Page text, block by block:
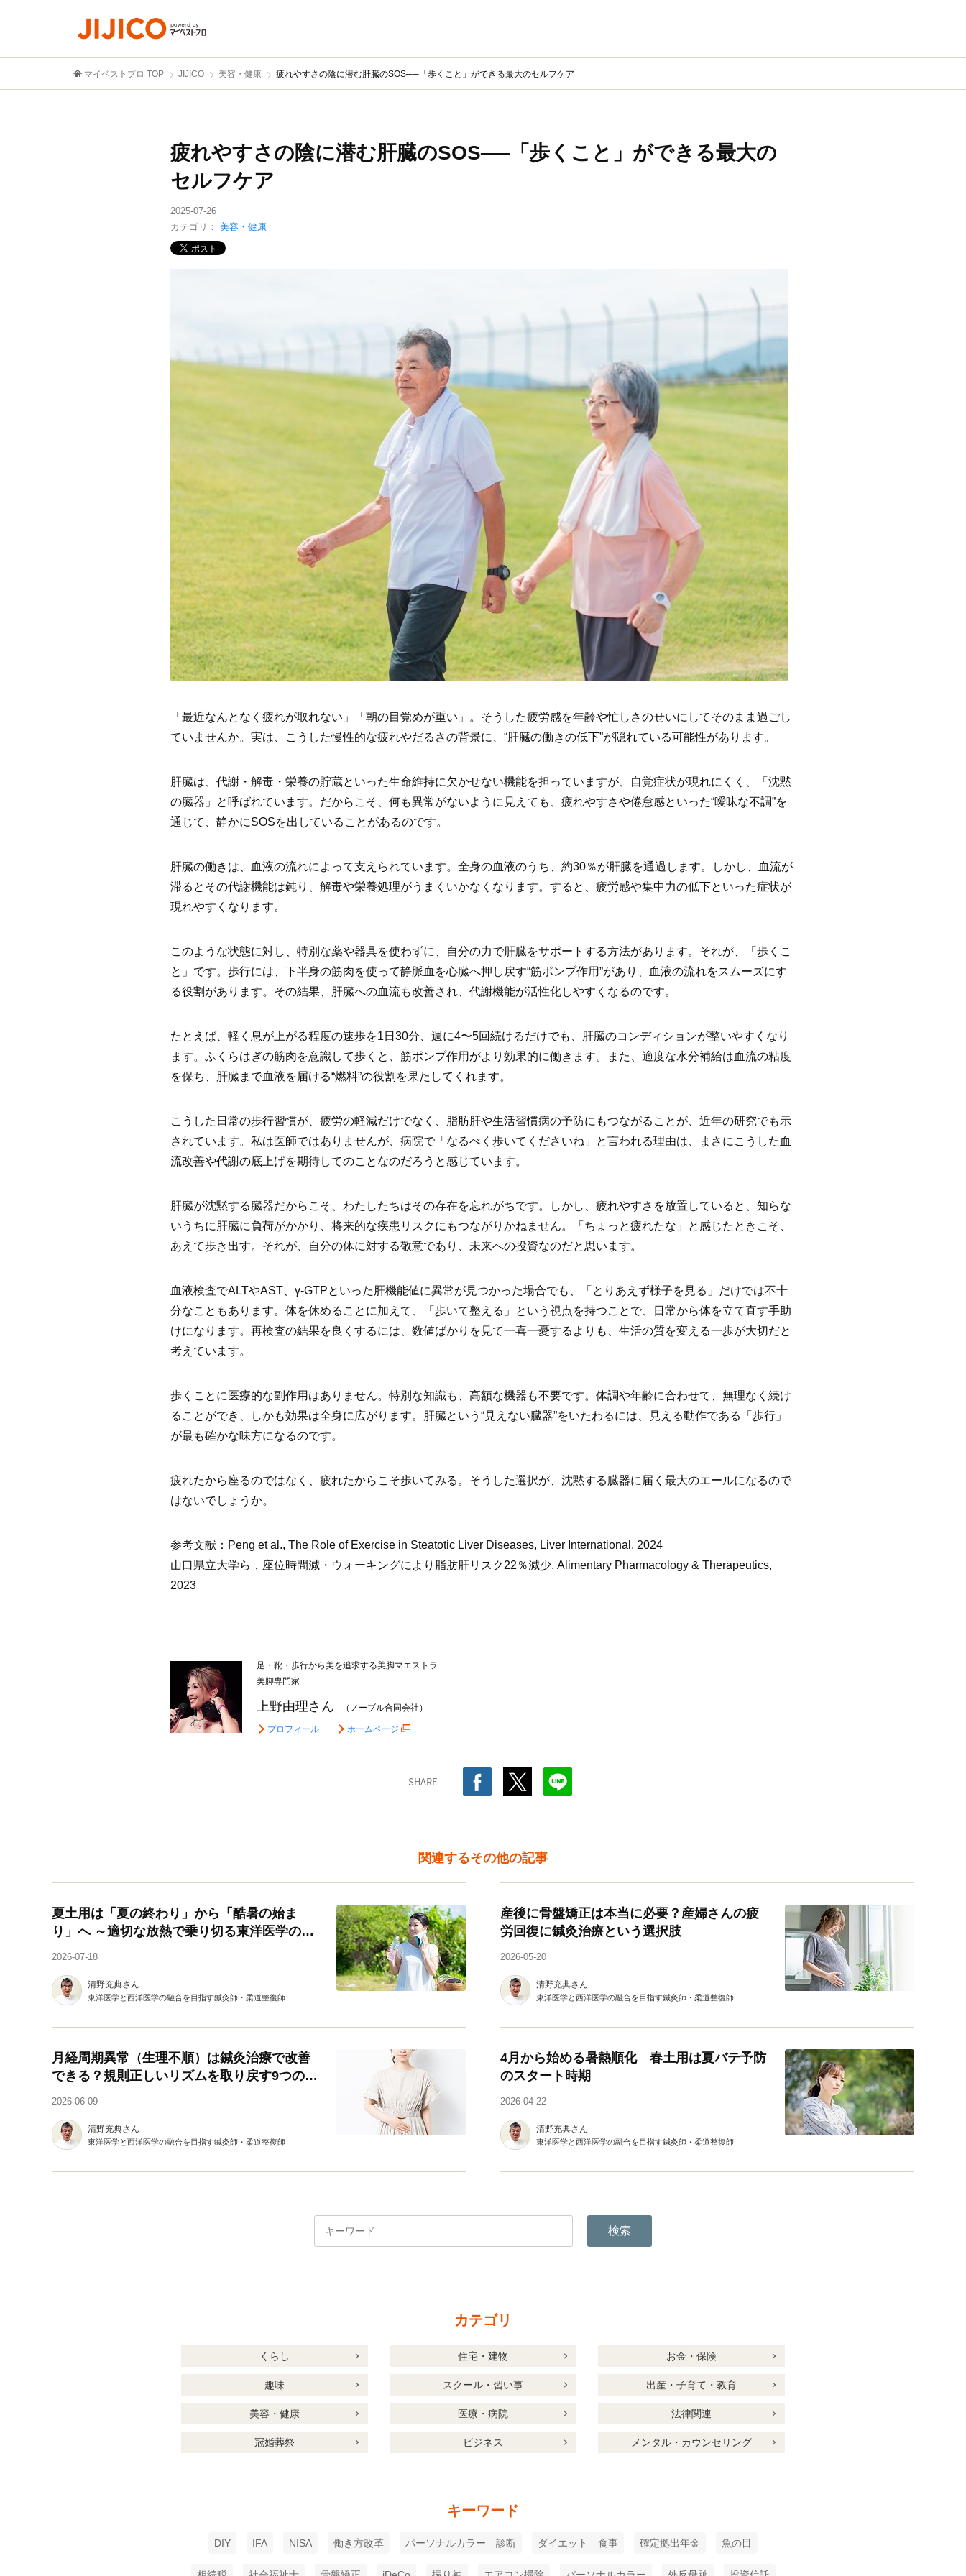
マイベストプロ TOP JIJICO 美容・健康 疲れやすさの陰に潜む肝臓のSOS──「歩くこと」ができる最大のセルフケア
疲れやすさの陰に潜む肝臓のSOS──「歩くこと」ができる最大の
セルフケア
2025-07-26
カテゴリ： 美容・健康
「最近なんとなく疲れが取れない」「朝の目覚めが重い」。そうした疲労感を年齢や忙しさのせいにしてそのまま過ごし
ていませんか。実は、こうした慢性的な疲れやだるさの背景に、“肝臓の働きの低下”が隠れている可能性があります。
肝臓は、代謝・解毒・栄養の貯蔵といった生命維持に欠かせない機能を担っていますが、自覚症状が現れにくく、「沈黙
の臓器」と呼ばれています。だからこそ、何も異常がないように見えても、疲れやすさや倦怠感といった“曖昧な不調”を
通じて、静かにSOSを出していることがあるのです。
肝臓の働きは、血液の流れによって支えられています。全身の血液のうち、約30％が肝臓を通過します。しかし、血流が
滞るとその代謝機能は鈍り、解毒や栄養処理がうまくいかなくなります。すると、疲労感や集中力の低下といった症状が
現れやすくなります。
このような状態に対し、特別な薬や器具を使わずに、自分の力で肝臓をサポートする方法があります。それが、「歩くこ
と」です。歩行には、下半身の筋肉を使って静脈血を心臓へ押し戻す“筋ポンプ作用”があり、血液の流れをスムーズにす
る役割があります。その結果、肝臓への血流も改善され、代謝機能が活性化しやすくなるのです。
たとえば、軽く息が上がる程度の速歩を1日30分、週に4〜5回続けるだけでも、肝臓のコンディションが整いやすくなり
ます。ふくらはぎの筋肉を意識して歩くと、筋ポンプ作用がより効果的に働きます。また、適度な水分補給は血流の粘度
を保ち、肝臓まで血液を届ける“燃料”の役割を果たしてくれます。
こうした日常の歩行習慣が、疲労の軽減だけでなく、脂肪肝や生活習慣病の予防にもつながることが、近年の研究でも示
されています。私は医師ではありませんが、病院で「なるべく歩いてくださいね」と言われる理由は、まさにこうした血
流改善や代謝の底上げを期待してのことなのだろうと感じています。
肝臓が沈黙する臓器だからこそ、わたしたちはその存在を忘れがちです。しかし、疲れやすさを放置していると、知らな
いうちに肝臓に負荷がかかり、将来的な疾患リスクにもつながりかねません。「ちょっと疲れたな」と感じたときこそ、
あえて歩き出す。それが、自分の体に対する敬意であり、未来への投資なのだと思います。
血液検査でALTやAST、γ-GTPといった肝機能値に異常が見つかった場合でも、「とりあえず様子を見る」だけでは不十
分なこともあります。体を休めることに加えて、「歩いて整える」という視点を持つことで、日常から体を立て直す手助
けになります。再検査の結果を良くするには、数値ばかりを見て一喜一憂するよりも、生活の質を変える一歩が大切だと
考えています。
歩くことに医療的な副作用はありません。特別な知識も、高額な機器も不要です。体調や年齢に合わせて、無理なく続け
ることができ、しかも効果は全身に広がります。肝臓という“見えない臓器”をいたわるには、見える動作である「歩行」
が最も確かな味方になるのです。
疲れたから座るのではなく、疲れたからこそ歩いてみる。そうした選択が、沈黙する臓器に届く最大のエールになるので
はないでしょうか。
参考文献：Peng et al., The Role of Exercise in Steatotic Liver Diseases, Liver International, 2024
山口県立大学ら，座位時間減・ウォーキングにより脂肪肝リスク22％減少, Alimentary Pharmacology & Therapeutics,
2023
足・靴・歩行から美を追求する美脚マエストラ
美脚専門家
上野由理さん （ノーブル合同会社）
プロフィール ホームページ
SHARE
関連するその他の記事
夏土用は「夏の終わり」から「酷暑の始ま
り」へ ～適切な放熱で乗り切る東洋医学の知
恵～
2026-07-18
清野充典さん
東洋医学と西洋医学の融合を目指す鍼灸師・柔道整復師
月経周期異常（生理不順）は鍼灸治療で改善
できる？規則正しいリズムを取り戻す9つの生
活習慣
2026-06-09
清野充典さん
東洋医学と西洋医学の融合を目指す鍼灸師・柔道整復師
産後に骨盤矯正は本当に必要？産婦さんの疲
労回復に鍼灸治療という選択肢
2026-05-20
清野充典さん
東洋医学と西洋医学の融合を目指す鍼灸師・柔道整復師
4月から始める暑熱順化 春土用は夏バテ予防
のスタート時期
2026-04-22
清野充典さん
東洋医学と西洋医学の融合を目指す鍼灸師・柔道整復師
検索
カテゴリ
くらし 住宅・建物 お金・保険
趣味 スクール・習い事 出産・子育て・教育
美容・健康 医療・病院 法律関連
冠婚葬祭 ビジネス メンタル・カウンセリング
キーワード
DIY IFA NISA 働き方改革 パーソナルカラー 診断 ダイエット 食事 確定拠出年金 魚の目